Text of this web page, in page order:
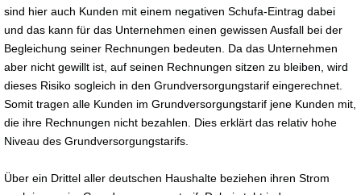
sind hier auch Kunden mit einem negativen Schufa-Eintrag dabei
und das kann für das Unternehmen einen gewissen Ausfall bei der
Begleichung seiner Rechnungen bedeuten. Da das Unternehmen
aber nicht gewillt ist, auf seinen Rechnungen sitzen zu bleiben, wird
dieses Risiko sogleich in den Grundversorgungstarif eingerechnet.
Somit tragen alle Kunden im Grundversorgungstarif jene Kunden mit,
die ihre Rechnungen nicht bezahlen. Dies erklärt das relativ hohe
Niveau des Grundversorgungstarifs.
Über ein Drittel aller deutschen Haushalte beziehen ihren Strom